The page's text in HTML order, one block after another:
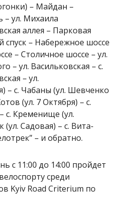
– Майдан –
– ул. Михаила
аллея – Парковая
спуск – Набережное шоссе
– Столичное шоссе – ул.
– ул. Васильковская – с.
– ул.
– с. Чабаны (ул. Шевченко
(ул. 7 Октября) – с.
с. Кременище (ул.
(ул. Садовая) – с. Вита-
– и обратно.
с 11:00 до 14:00 пройдет
среди
Kyiv Road Criterium по